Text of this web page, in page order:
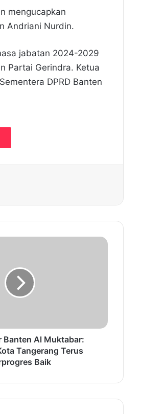
mengucapkan
Andriani Nurdin.
jabatan 2024-2029
Partai Gerindra. Ketua
DPRD Banten
Banten Al Muktabar:
Tangerang Terus
Baik